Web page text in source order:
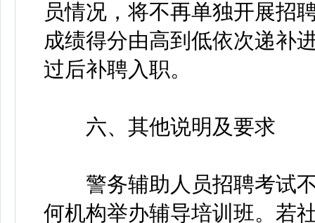
员情况，将不再单独开展招
成绩得分由高到低依次递补
过后补聘入职。
六、其他说明及要求
警务辅助人员招聘考试不
何机构举办辅导培训班。若